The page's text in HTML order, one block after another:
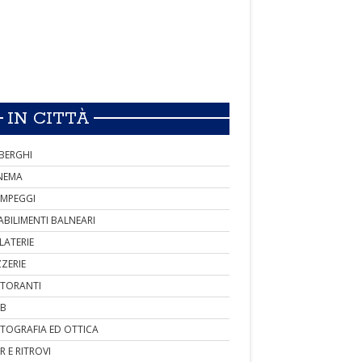
IN CITTÀ
BALNEARI
ED OTTICA
E RITROVI